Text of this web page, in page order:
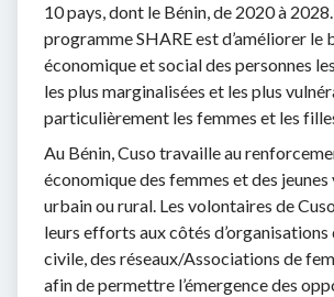
10 pays, dont le Bénin, de 2020 à
programme SHARE est d’améliorer le
économique et social des personnes
les plus marginalisées et les plus
particulièrement les femmes et les
Au Bénin, Cuso travaille au
économique des femmes et des
urbain ou rural. Les volontaires de
leurs efforts aux côtés d’organisations
civile, des réseaux/Associations de
afin de permettre l’émergence des